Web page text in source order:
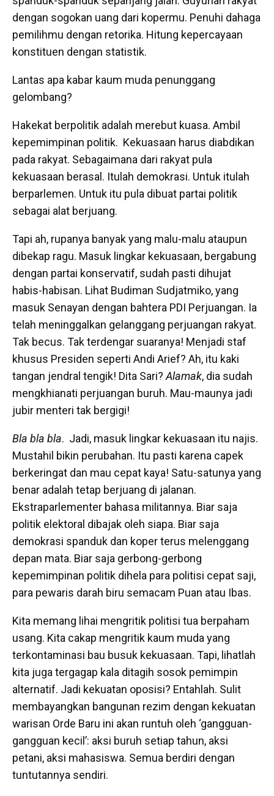
dengan sogokan uang dari kopermu. Penuhi dahaga
pemilihmu dengan retorika. Hitung kepercayaan
konstituen dengan statistik.
Lantas apa kabar kaum muda penunggang
gelombang?
Hakekat berpolitik adalah merebut kuasa. Ambil
kepemimpinan politik. Kekuasaan harus diabdikan
pada rakyat. Sebagaimana dari rakyat pula
kekuasaan berasal. Itulah demokrasi. Untuk itulah
berparlemen. Untuk itu pula dibuat partai politik
sebagai alat berjuang.
Tapi ah, rupanya banyak yang malu-malu ataupun
dibekap ragu. Masuk lingkar kekuasaan, bergabung
dengan partai konservatif, sudah pasti dihujat
habis-habisan. Lihat Budiman Sudjatmiko, yang
masuk Senayan dengan bahtera PDI Perjuangan. Ia
telah meninggalkan gelanggang perjuangan rakyat.
Tak becus. Tak terdengar suaranya! Menjadi staf
khusus Presiden seperti Andi Arief? Ah, itu kaki
tangan jendral tengik! Dita Sari? Alamak, dia sudah
mengkhianati perjuangan buruh. Mau-maunya jadi
jubir menteri tak bergigi!
Bla bla bla. Jadi, masuk lingkar kekuasaan itu najis.
Mustahil bikin perubahan. Itu pasti karena capek
berkeringat dan mau cepat kaya! Satu-satunya yang
benar adalah tetap berjuang di jalanan.
Ekstraparlementer bahasa militannya. Biar saja
politik elektoral dibajak oleh siapa. Biar saja
demokrasi spanduk dan koper terus melenggang
depan mata. Biar saja gerbong-gerbong
kepemimpinan politik dihela para politisi cepat saji,
para pewaris darah biru semacam Puan atau Ibas.
Kita memang lihai mengritik politisi tua berpaham
usang. Kita cakap mengritik kaum muda yang
terkontaminasi bau busuk kekuasaan. Tapi, lihatlah
kita juga tergagap kala ditagih sosok pemimpin
alternatif. Jadi kekuatan oposisi? Entahlah. Sulit
membayangkan bangunan rezim dengan kekuatan
warisan Orde Baru ini akan runtuh oleh ‘gangguan-
gangguan kecil’: aksi buruh setiap tahun, aksi
petani, aksi mahasiswa. Semua berdiri dengan
tuntutannya sendiri.